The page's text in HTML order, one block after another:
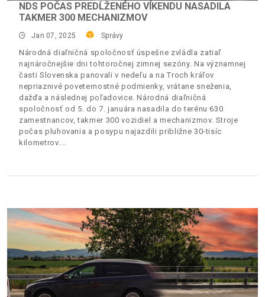
NDS POČAS PREDĹŽENÉHO VÍKENDU NASADILA
TAKMER 300 MECHANIZMOV
Jan 07, 2025 Správy
Národná diaľničná spoločnosť úspešne zvládla zatiaľ
najnáročnejšie dni tohtoročnej zimnej sezóny. Na významnej
časti Slovenska panovali v nedeľu a na Troch kráľov
nepriaznivé poveternostné podmienky, vrátane sneženia,
dažďa a následnej poľadovice. Národná diaľničná
spoločnosť od 5. do 7. januára nasadila do terénu 630
zamestnancov, takmer 300 vozidiel a mechanizmov. Stroje
počas pluhovania a posypu najazdili približne 30-tisíc
kilometrov.